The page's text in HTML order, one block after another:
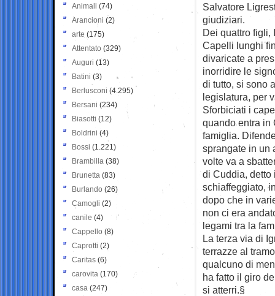
Salvatore
giudiziari.
Dei quattro figli,
Capelli lunghi
divaricate a
inorridire le
di tutto, si sono
legislatura, per
Sforbiciati i
quando entra in
famiglia.
sprangate in un
volte va a
di Cuddia, detto
schiaffeggiato,
dopo che in
non ci era
legami tra la
La terza via di
terrazze al
qualcuno di
ha fatto il giro
si atterri.§
Animali (74)
Arancioni (2)
arte (175)
Attentato (329)
Auguri (13)
Batini (3)
Berlusconi (4.295)
Bersani (234)
Biasotti (12)
Boldrini (4)
Bossi (1.221)
Brambilla (38)
Brunetta (83)
Burlando (26)
Camogli (2)
canile (4)
Cappello (8)
Caprotti (2)
Caritas (6)
carovita (170)
casa (247)